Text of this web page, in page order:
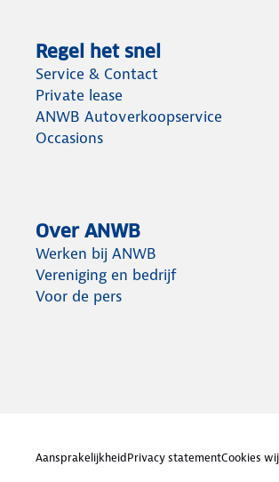
Regel het snel
Service & Contact
Private lease
ANWB Autoverkoopservice
Occasions
Over ANWB
Werken bij ANWB
Vereniging en bedrijf
Voor de pers
AansprakelijkheidPrivacy statementCookies